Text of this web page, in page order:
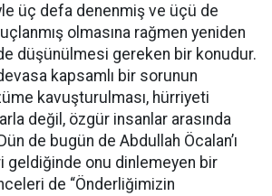
üç defa denenmiş ve üçü de
olmasına rağmen yeniden
düşünülmesi gereken bir konudur.
kapsamlı bir sorunun
kavuşturulması, hürriyeti
değil, özgür insanlar arasında
de bugün de Abdullah Öcalan’ı
geldiğinde onu dinlemeyen bir
de “Önderliğimizin